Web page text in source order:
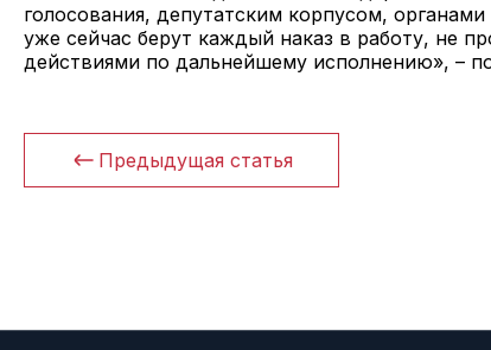
голосования, депутатским корпусом,
уже сейчас берут каждый наказ в работу, не
действиями по дальнейшему исполнению», –
Предыдущая статья